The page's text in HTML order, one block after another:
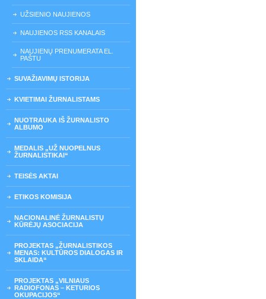
UŽSIENIO NAUJIENOS
NAUJIENOS RSS KANALAIS
NAUJIENŲ PRENUMERATA EL.
PAŠTU
SUVAŽIAVIMŲ ISTORIJA
KVIETIMAI ŽURNALISTAMS
NUOTRAUKA IŠ ŽURNALISTO
ALBUMO
MEDALIS „UŽ NUOPELNUS
ŽURNALISTIKAI“
TEISĖS AKTAI
ETIKOS KOMISIJA
NACIONALINĖ ŽURNALISTŲ
KŪRĖJŲ ASOCIACIJA
PROJEKTAS „ŽURNALISTIKOS
MENAS: KULTŪROS DIALOGAS IR
SKLAIDA“
PROJEKTAS „VILNIAUS
RADIOFONAS – KETURIOS
OKUPACIJOS“